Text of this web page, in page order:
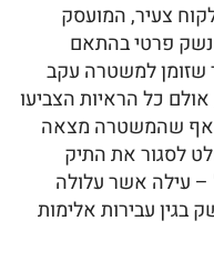
צעיר, המועסק
נשק פרטי בהתאם
שזומן למשטרה עקב
כל הראיות הצביעו
אף שהמשטרה מצאה
לסגור את התיק
– עילה אשר עלולה
בגין עבירות אלימות